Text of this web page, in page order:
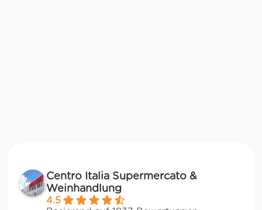
Centro Italia Supermercato &
Weinhandlung
4.5